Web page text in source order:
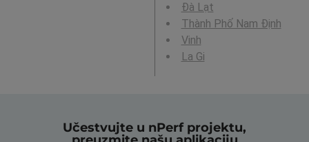
Ðà Lạt
Thành Phố Nam Định
Vinh
La Gi
Učestvujte u nPerf projektu,